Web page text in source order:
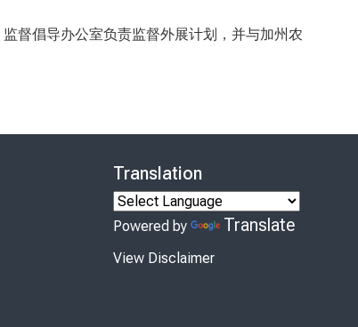
监督倡导办公室负责监督外展计划，并与加州农
Translation
Powered by Translate
View Disclaimer